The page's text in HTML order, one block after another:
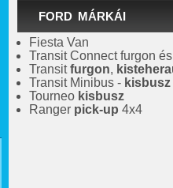
FORD MÁRKÁI
Fiesta Van
Transit Connect furgon
Transitfurgon,
Transit Minibus - kisbusz
Tourneo kisbusz
Ranger pick-up 4x4